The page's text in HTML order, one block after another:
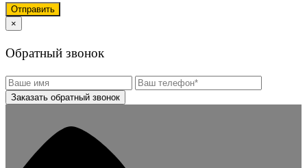
×
Обратный звонок
Заказать обратный звонок